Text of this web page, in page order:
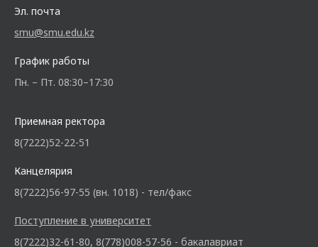
Эл. почта
smu@smu.edu.kz
График работы
Пн. – Пт. 08:30–17:30
Приемная ректора
8(7222)52-22-51
Канцелярия
8(7222)56-97-55 (вн. 1018) - тел/факс
Поступление в университет
8(7222)32-61-80, 8(778)008-57-56 - бакалавриат